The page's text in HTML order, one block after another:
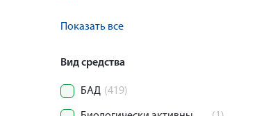
Показать все
Вид средства
БАД (419)